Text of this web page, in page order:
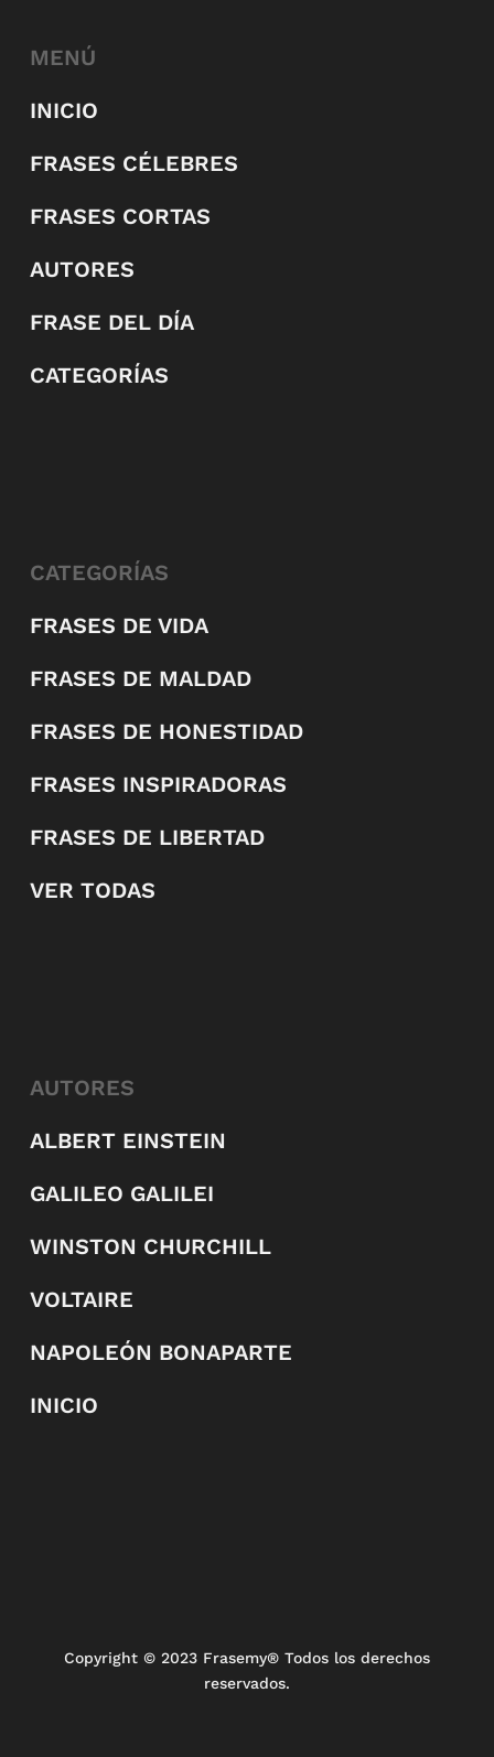
MENÚ
INICIO
FRASES CÉLEBRES
FRASES CORTAS
AUTORES
FRASE DEL DÍA
CATEGORÍAS
CATEGORÍAS
FRASES DE VIDA
FRASES DE MALDAD
FRASES DE HONESTIDAD
FRASES INSPIRADORAS
FRASES DE LIBERTAD
VER TODAS
AUTORES
ALBERT EINSTEIN
GALILEO GALILEI
WINSTON CHURCHILL
VOLTAIRE
NAPOLEÓN BONAPARTE
INICIO
Copyright © 2023 Frasemy® Todos los derechos
reservados.